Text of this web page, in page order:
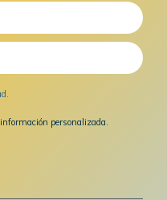
personalizada.